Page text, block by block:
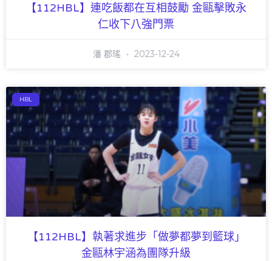
【112HBL】連吃飯都在互相鼓勵 金甌擊敗永
仁收下八強門票
潘 郡瑤 2023-12-24
HBL
【112HBL】執著求進步「做夢都夢到籃球」
金甌林宇涵為團隊升級